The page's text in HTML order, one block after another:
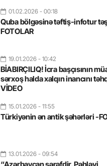
01.02.2026 - 00:18
Quba bölgəsinə təftiş-infotur
FOTOLAR
19.01.2026 - 10:42
BİABIRÇILIQ! İcra başçısının
sərxoş halda xalqın inancını
VİDEO
15.01.2026 - 11:55
Türkiyənin ən antik şəhərləri -
13.01.2026 - 09:54